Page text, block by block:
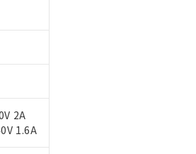
2A
1.6A
価格(税抜)を提供させていただ
もあることをご了承ください。
品を出す予定はありません。
は確認中の商品です。
す。
場合などやむを得ず変更すること
ェニルエーテル類(PBDE) 1000ppm以下、
（BBP） 1000ppm以下、フタル酸ジブチ
す。
します。
商品（以下｢規制貨物等」とい
または役務取引許可)を取得する